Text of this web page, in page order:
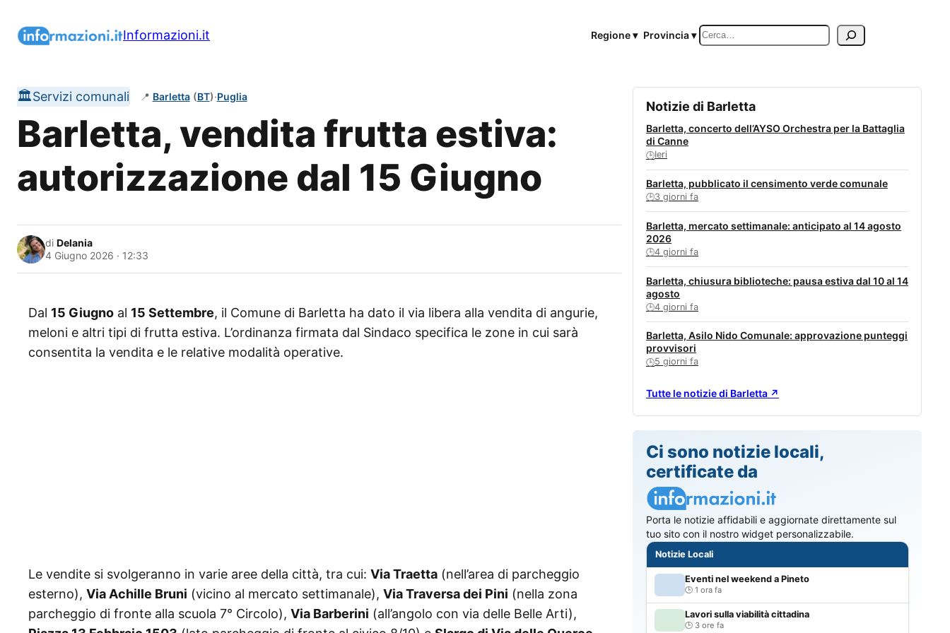
Informazioni.it Regione ▾ Provincia ▾ Cerca
🏛️Servizi comunali 📍 Barletta (BT)·Puglia
Barletta, vendita frutta estiva:
autorizzazione dal 15 Giugno
di Delania
4 Giugno 2026 · 12:33
Dal 15 Giugno al 15 Settembre, il Comune di Barletta ha dato il via libera alla vendita di angurie,
meloni e altri tipi di frutta estiva. L’ordinanza firmata dal Sindaco specifica le zone in cui sarà
consentita la vendita e le relative modalità operative.
Le vendite si svolgeranno in varie aree della città, tra cui: Via Traetta (nell’area di parcheggio
esterno), Via Achille Bruni (vicino al mercato settimanale), Via Traversa dei Pini (nella zona
parcheggio di fronte alla scuola 7° Circolo), Via Barberini (all’angolo con via delle Belle Arti),
Notizie di Barletta
Barletta, concerto dell’AYSO Orchestra per la Battaglia
di Canne
🕒Ieri
Barletta, pubblicato il censimento verde comunale
🕒3 giorni fa
Barletta, mercato settimanale: anticipato al 14 agosto
2026
🕒4 giorni fa
Barletta, chiusura biblioteche: pausa estiva dal 10 al 14
agosto
🕒4 giorni fa
Barletta, Asilo Nido Comunale: approvazione punteggi
provvisori
🕒5 giorni fa
Tutte le notizie di Barletta ↗
Ci sono notizie locali,
certificate da
Porta le notizie affidabili e aggiornate direttamente sul
tuo sito con il nostro widget personalizzabile.
Notizie Locali
Eventi nel weekend a Pineto
1 ora fa
Lavori sulla viabilità cittadina
3 ore fa